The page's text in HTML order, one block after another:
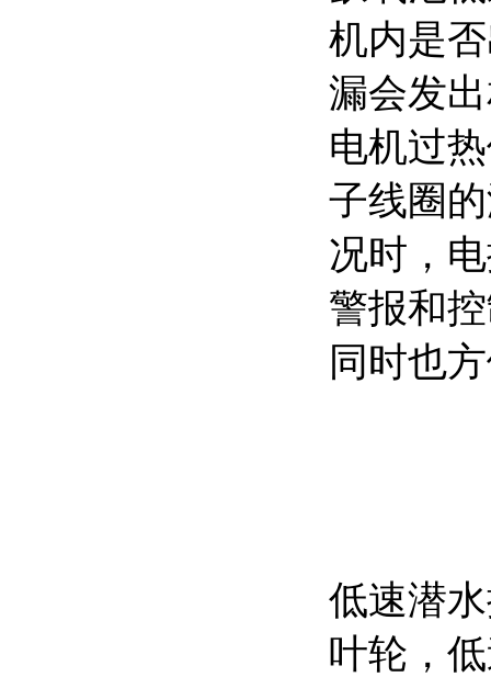
机内是
漏会发
电机过
子线圈
况时，
警报和
同时也
低速潜
叶轮，